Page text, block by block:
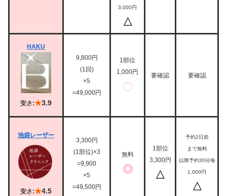
3,000円
△
HAKU
安さ:★3.9
9,800円
(1回)
×5
=49,000円
1部位
1,000円
〇
要確認 要確認
池袋レーザー
安さ:★4.5
3,300円
(1部位)×3
=9,900
×5
=49,500円
無料
◎
1部位
3,300円
△
予約2日前
まで無料
以降予約30分毎
1,000円
△